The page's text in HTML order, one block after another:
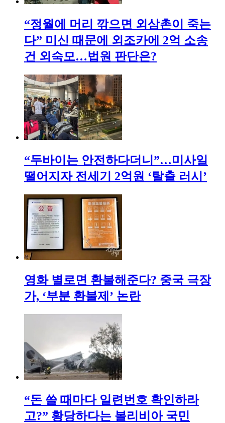
“정월에 머리 깎으면 외삼촌이 죽는
다” 미신 때문에 외조카에 2억 소송
건 외숙모…법원 판단은?
“두바이는 안전하다더니”…미사일
떨어지자 전세기 2억원 ‘탈출 러시’
영화 별로면 환불해준다? 중국 극장
가, ‘부분 환불제’ 논란
“돈 쓸 때마다 일련번호 확인하라
고?” 황당하다는 볼리비아 국민